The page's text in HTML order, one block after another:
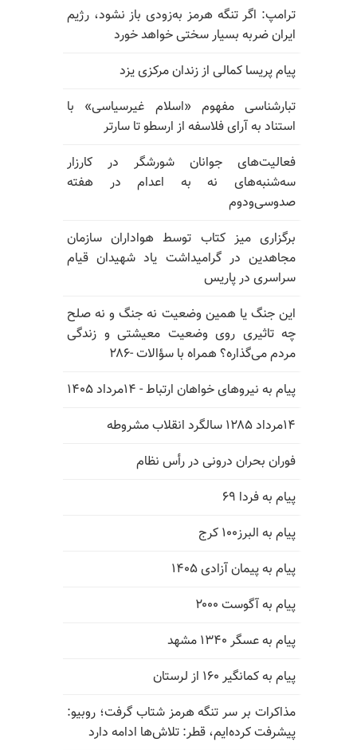
ترامپ: اگر تنگه هرمز به‌زودی باز نشود، رژیم
ایران ضربه بسیار سختی خواهد خورد
پیام پریسا کمالی از زندان مرکزی یزد
تبارشناسی مفهوم «اسلام غیرسیاسی» با
استناد به آرای فلاسفه از ارسطو تا سارتر
فعالیت‌های جوانان شورشگر در کارزار
سه‌شنبه‌های نه به اعدام در هفته
صدوسی‌و‌دوم
برگزاری میز کتاب توسط هواداران سازمان
مجاهدین در گرامیداشت یاد شهیدان قیام
سراسری در پاریس
این جنگ یا همین وضعیت نه جنگ و نه صلح
چه تاثیری روی وضعیت معیشتی و زندگی
مردم می‌گذاره؟ همراه با سؤالات -۲۸۶
پیام به نیروهای خواهان ارتباط - ۱۴مرداد ۱۴۰۵
۱۴مرداد ۱۲۸۵ سالگرد انقلاب مشروطه
فوران بحران درونی در رأس نظام
پیام به فردا ۶۹
پیام به البرز۱۰۰ کرج
پیام به پیمان آزادی ۱۴۰۵
پیام به آگوست ۲۰۰۰
پیام به عسگر ۱۳۴۰ مشهد
پیام به کمانگیر ۱۶۰ از لرستان
مذاکرات بر سر تنگه هرمز شتاب گرفت؛ روبیو:
پیشرفت کرده‌ایم، قطر: تلاش‌ها ادامه دارد